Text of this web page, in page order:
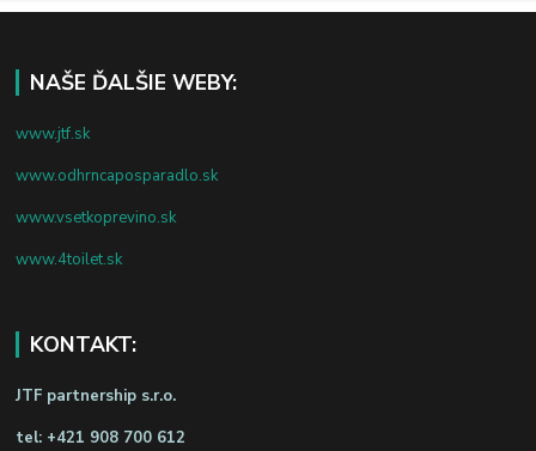
NAŠE ĎALŠIE WEBY:
www.jtf.sk
www.odhrncaposparadlo.sk
www.vsetkoprevino.sk
www.4toilet.sk
KONTAKT:
JTF partnership s.r.o.
tel: +421 908 700 612